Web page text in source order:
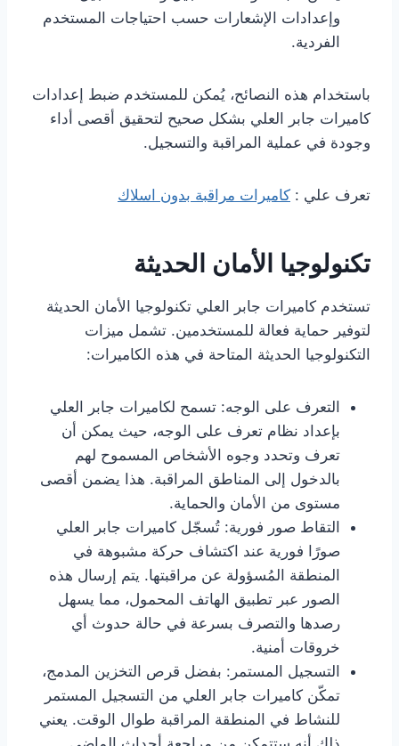
وإعدادات الإشعارات حسب احتياجات المستخدم
الفردية.
باستخدام هذه النصائح، يُمكن للمستخدم ضبط إعدادات
كاميرات جابر العلي بشكل صحيح لتحقيق أقصى أداء
وجودة في عملية المراقبة والتسجيل.
تعرف علي : كاميرات مراقبة بدون اسلاك
تكنولوجيا الأمان الحديثة
تستخدم كاميرات جابر العلي تكنولوجيا الأمان الحديثة
لتوفير حماية فعالة للمستخدمين. تشمل ميزات
التكنولوجيا الحديثة المتاحة في هذه الكاميرات:
التعرف على الوجه: تسمح لكاميرات جابر العلي
بإعداد نظام تعرف على الوجه، حيث يمكن أن
تعرف وتحدد وجوه الأشخاص المسموح لهم
بالدخول إلى المناطق المراقبة. هذا يضمن أقصى
مستوى من الأمان والحماية.
التقاط صور فورية: تُسجّل كاميرات جابر العلي
صورًا فورية عند اكتشاف حركة مشبوهة في
المنطقة المُسؤولة عن مراقبتها. يتم إرسال هذه
الصور عبر تطبيق الهاتف المحمول، مما يسهل
رصدها والتصرف بسرعة في حالة حدوث أي
خروقات أمنية.
التسجيل المستمر: بفضل قرص التخزين المدمج،
تمكّن كاميرات جابر العلي من التسجيل المستمر
للنشاط في المنطقة المراقبة طوال الوقت. يعني